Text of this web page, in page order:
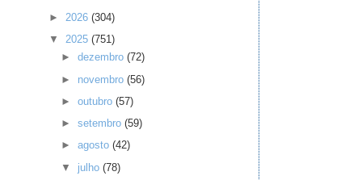
► 2026 (304)
▼ 2025 (751)
►dezembro(72)
► novembro(56)
►outubro(57)
►setembro(59)
►agosto(42)
▼ julho(78)